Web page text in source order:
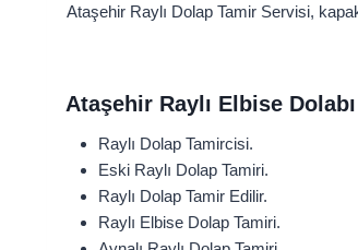
Ataşehir Raylı Dolap Tamir Servisi,
Ataşehir Raylı Elbise
Raylı Dolap Tamircisi.
Eski Raylı Dolap Tamiri.
Raylı Dolap Tamir Edilir.
Raylı Elbise Dolap Tamiri.